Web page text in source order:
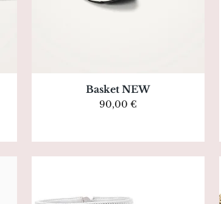
Aperçu rapide
Basket NEW
Prix
90,00 €